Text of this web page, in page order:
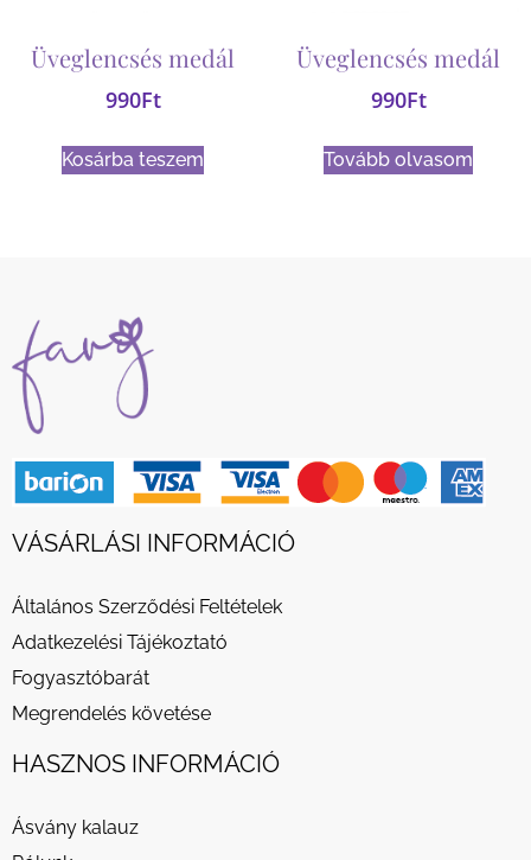
Üveglencsés medál
990Ft
Kosárba teszem
Üveglencsés medál
990Ft
Tovább olvasom
VÁSÁRLÁSI INFORMÁCIÓ
Általános Szerződési Feltételek
Adatkezelési Tájékoztató
Fogyasztóbarát
Megrendelés követése
HASZNOS INFORMÁCIÓ
Ásvány kalauz